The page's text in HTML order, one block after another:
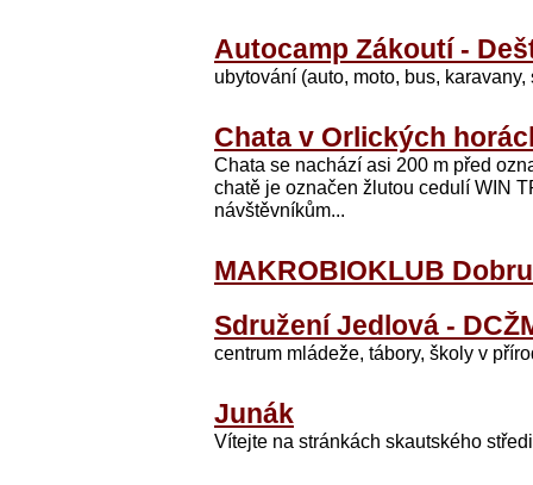
Autocamp Zákoutí -
ubytování (auto, moto, bus, karavany,
Chata v Orlických
Chata se nachází asi 200 m před
chatě je označen žlutou cedulí WIN
návštěvníkům...
MAKROBIOKLUB
Sdružení Jedlová -
centrum mládeže, tábory, školy v
Junák
Vítejte na stránkách skautského